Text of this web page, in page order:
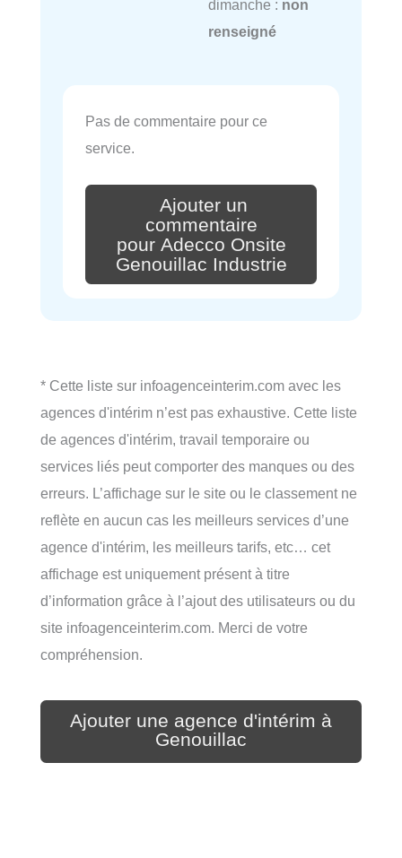
dimanche : non
renseigné
Pas de commentaire pour ce
service.
Ajouter un
commentaire
pour Adecco Onsite
Genouillac Industrie
* Cette liste sur infoagenceinterim.com avec les
agences d'intérim n’est pas exhaustive. Cette liste
de agences d'intérim, travail temporaire ou
services liés peut comporter des manques ou des
erreurs. L’affichage sur le site ou le classement ne
reflète en aucun cas les meilleurs services d’une
agence d'intérim, les meilleurs tarifs, etc… cet
affichage est uniquement présent à titre
d’information grâce à l’ajout des utilisateurs ou du
site infoagenceinterim.com. Merci de votre
compréhension.
Ajouter une agence d'intérim à
Genouillac